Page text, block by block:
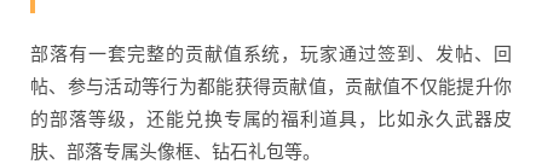
部落有一套完整的贡献值系统，玩家通过签到、发帖、回
帖、参与活动等行为都能获得贡献值，贡献值不仅能提升你
的部落等级，还能兑换专属的福利道具，比如永久武器皮
肤、部落专属头像框、钻石礼包等。